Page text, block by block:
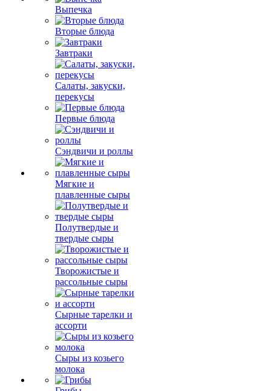
Выпечка
Вторые блюда
Завтраки
Салаты, закуски,
перекусы
Первые блюда
Сэндвичи и роллы
Мягкие и
плавленные сыры
Полутвердые и
твердые сыры
Творожистые и
рассольные сыры
Сырные тарелки и
ассорти
Сыры из козьего
молока